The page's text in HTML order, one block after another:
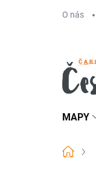
O nás
MAPY
Domů